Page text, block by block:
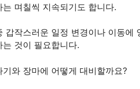
며칠씩 지속되기도 합니다.
갑작스러운 일정 변경이나 이동에
것이 필요합니다.
와 장마에 어떻게 대비할까요?